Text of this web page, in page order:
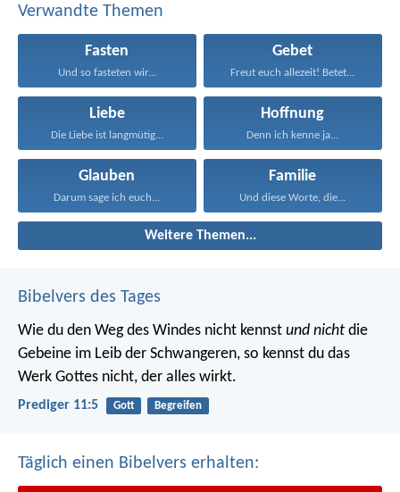
Verwandte Themen
Fasten
Und so fasteten wir...
Gebet
Freut euch allezeit! Betet...
Liebe
Die Liebe ist langmütig...
Hoffnung
Denn ich kenne ja...
Glauben
Darum sage ich euch...
Familie
Und diese Worte, die...
Weitere Themen...
Bibelvers des Tages
Wie du den Weg des Windes nicht kennst und nicht die
Gebeine im Leib der Schwangeren, so kennst du das
Werk Gottes nicht, der alles wirkt.
Prediger 11:5 Gott Begreifen
Täglich einen Bibelvers erhalten: